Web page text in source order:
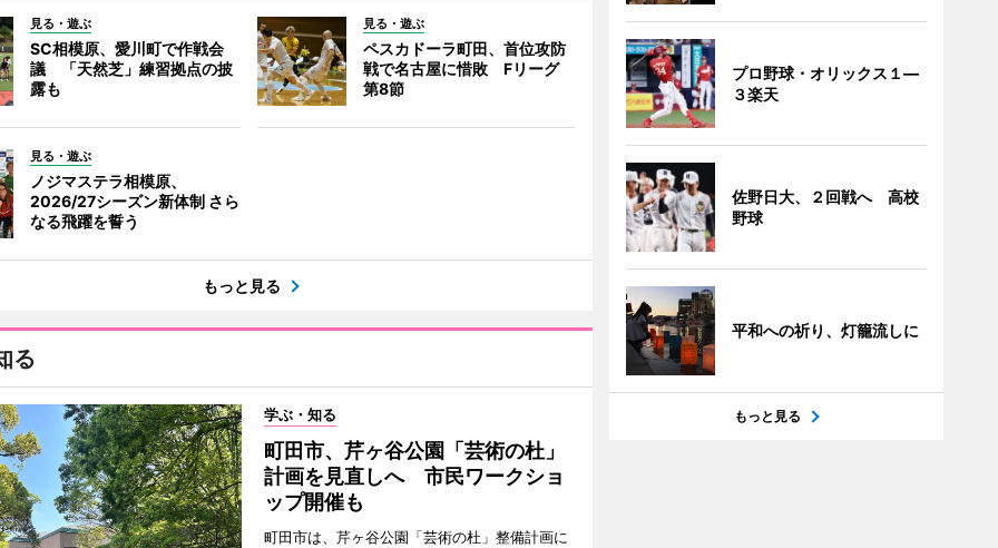
見る・遊ぶ
SC相模原、愛川町で作戦会
議 「天然芝」練習拠点の披
露も
見る・遊ぶ
ペスカドーラ町田、首位攻防
戦で名古屋に惜敗 Fリーグ
第8節
見る・遊ぶ
ノジマステラ相模原、
2026/27シーズン新体制 さら
なる飛躍を誓う
もっと見る
る
学ぶ・知る
町田市、芹ヶ谷公園「芸術の杜」
計画を見直しへ 市民ワークショ
ップ開催も
町田市は、芹ヶ谷公園「芸術の杜」整備計画に
プロ野球・オリックス１―
３楽天
佐野日大、２回戦へ 高校
野球
平和への祈り、灯籠流しに
もっと見る